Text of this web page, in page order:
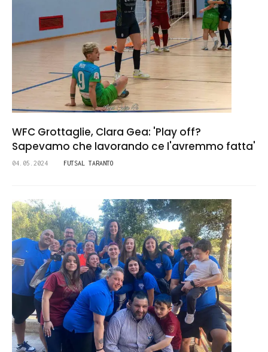
WFC Grottaglie, Clara Gea: 'Play off?
Sapevamo che lavorando ce l'avremmo fatta'
04.05.2024 FUTSAL TARANTO